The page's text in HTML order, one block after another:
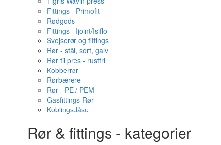
Fittings - Primofit
Rødgods
Fittings - Ijoint/Isiflo
Svejserør og fittings
Rør - stål, sort, galv
Rør til pres - rustfri
Kobberrør
Rørbærere
Rør - PE / PEM
Gasfittings-Rør
Koblingsdåse
Rør & fittings - kategorier